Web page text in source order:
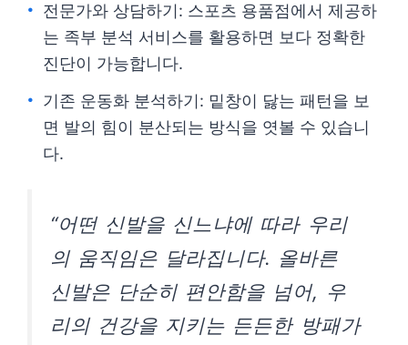
전문가와 상담하기: 스포츠 용품점에서 제공하
는 족부 분석 서비스를 활용하면 보다 정확한
진단이 가능합니다.
기존 운동화 분석하기: 밑창이 닳는 패턴을 보
면 발의 힘이 분산되는 방식을 엿볼 수 있습니
다.
“어떤 신발을 신느냐에 따라 우리
의 움직임은 달라집니다. 올바른
신발은 단순히 편안함을 넘어, 우
리의 건강을 지키는 든든한 방패가